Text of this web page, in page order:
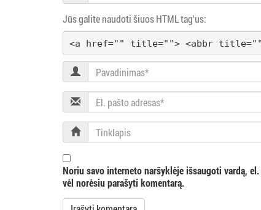
i
g
a
c
i
j
a
Jūs galite naudoti šiuos HTML tag'us:
<a href="" title=""> <abbr title="">
Pavadinimas
El.
pašto
adresas
Tinklapis
Noriu savo interneto naršyklėje išsaugoti vardą,
vėl norėsiu parašyti komentarą.